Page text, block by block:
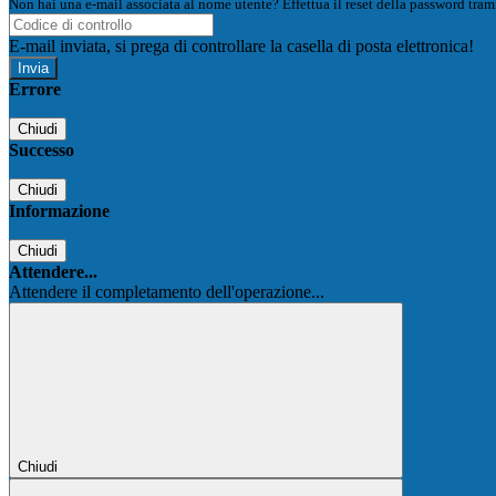
Non hai una e-mail associata al nome utente? Effettua il reset della password
E-mail inviata, si prega di controllare la casella di posta elettronica!
Errore
Chiudi
Successo
Chiudi
Informazione
Chiudi
Attendere...
Attendere il completamento dell'operazione...
Chiudi